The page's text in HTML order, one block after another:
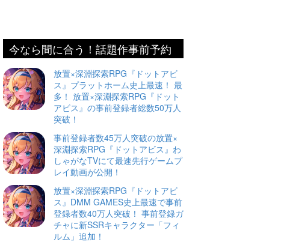
今なら間に合う！話題作事前予約
放置×深淵探索RPG『ドットアビ
ス』プラットホーム史上最速！ 最
多！ 放置×深淵探索RPG『ドット
アビス』の事前登録者総数50万人
突破！
事前登録者数45万人突破の放置×
深淵探索RPG『ドットアビス』わ
しゃがなTVにて最速先行ゲームプ
レイ動画が公開！
放置×深淵探索RPG『ドットアビ
ス』DMM GAMES史上最速で事前
登録者数40万人突破！ 事前登録ガ
チャに新SSRキャラクター「フィ
ルム」追加！